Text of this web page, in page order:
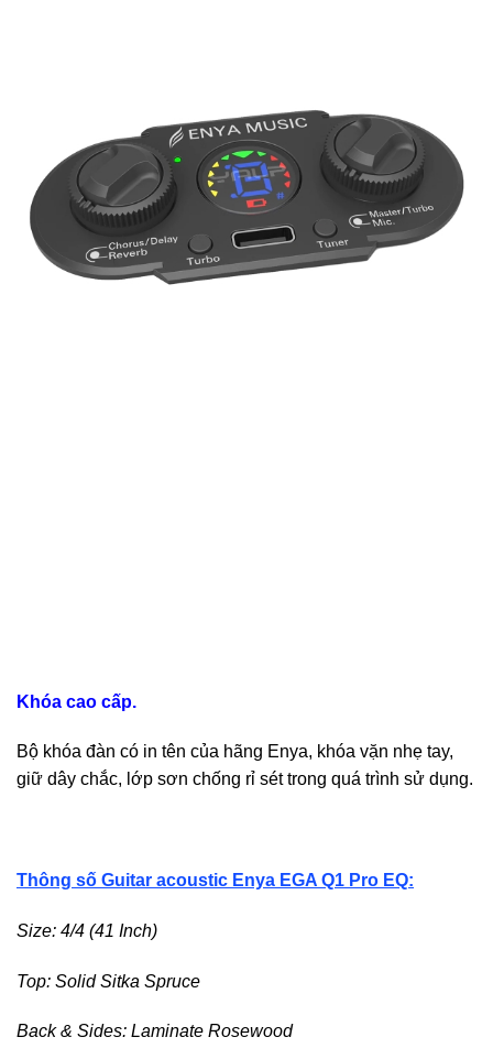
Khóa cao cấp.
Bộ khóa đàn có in tên của hãng Enya, khóa vặn nhẹ tay,
giữ dây chắc, lớp sơn chống rỉ sét trong quá trình sử dụng.
Thông số Guitar acoustic Enya EGA Q1 Pro EQ:
Size: 4/4 (41 Inch)
Top: Solid Sitka Spruce
Back & Sides: Laminate Rosewood